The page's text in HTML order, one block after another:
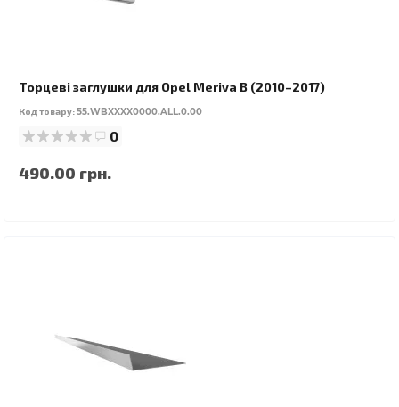
Торцеві заглушки для Opel Meriva B (2010–2017)
Код товару:55.WBXXXX0000.ALL.0.00
0
490.00 грн.